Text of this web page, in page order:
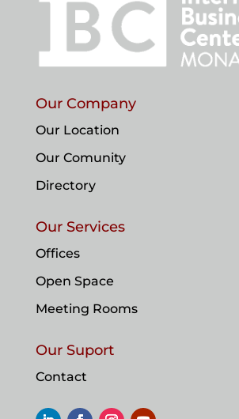
Our Company
Our Location
Our Comunity
Directory
Our Services
Offices
Open Space
Meeting Rooms
Our Suport
Contact